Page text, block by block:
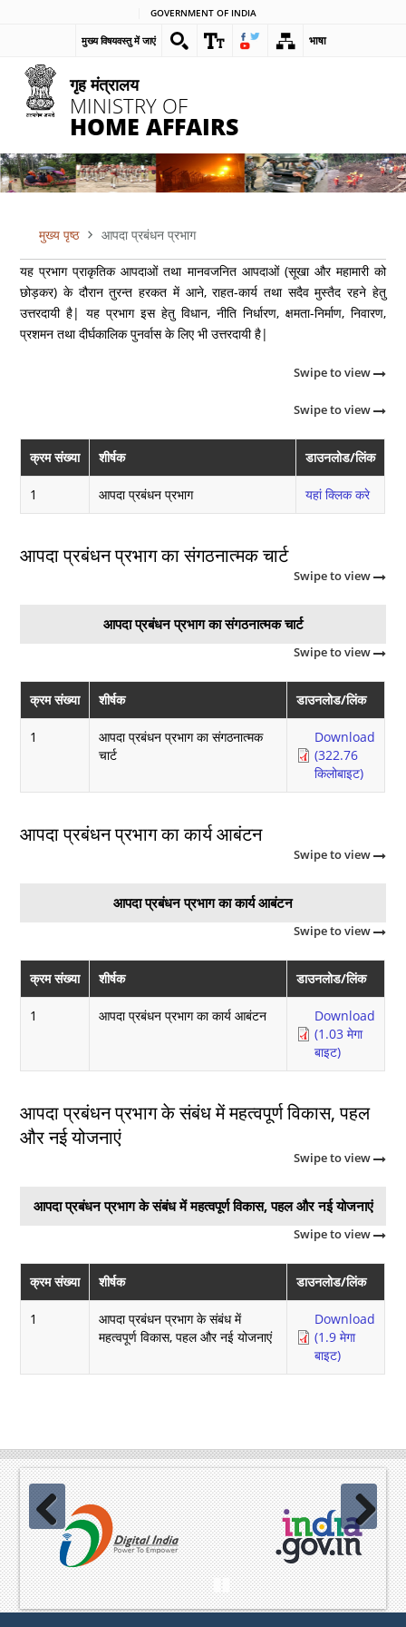
content
GOVERNMENT OF INDIA
मुख्य विषयवस्तु में जाएं भाषा
गृह मंत्रालय
MINISTRY OF
HOME AFFAIRS
पग
चिन्ह
मुख्य पृष्ठ आपदा प्रबंधन प्रभाग
यह प्रभाग प्राकृतिक आपदाओं तथा मानवजनित आपदाओं (सूखा और महामारी को
छोड़कर) के दौरान तुरन्त हरकत में आने, राहत-कार्य तथा सदैव मुस्तैद रहने हेतु
उत्तरदायी है| यह प्रभाग इस हेतु विधान, नीति निर्धारण, क्षमता-निर्माण, निवारण,
प्रशमन तथा दीर्घकालिक पुनर्वास के लिए भी उत्तरदायी है|
Swipe to view
Swipe to view
क्रम संख्या शीर्षक डाउनलोड/लिंक
1 आपदा प्रबंधन प्रभाग यहां क्लिक करे
आपदा प्रबंधन प्रभाग का संगठनात्मक चार्ट
Swipe to view
आपदा प्रबंधन प्रभाग का संगठनात्मक चार्ट
Swipe to view
क्रम संख्या शीर्षक डाउनलोड/लिंक
1
आपदा प्रबंधन प्रभाग का संगठनात्मक
चार्ट
Download
(322.76
किलोबाइट)
आपदा प्रबंधन प्रभाग का कार्य आबंटन
Swipe to view
आपदा प्रबंधन प्रभाग का कार्य आबंटन
Swipe to view
क्रम संख्या शीर्षक डाउनलोड/लिंक
1 आपदा प्रबंधन प्रभाग का कार्य आबंटन
Download
(1.03 मेगा
बाइट)
आपदा प्रबंधन प्रभाग के संबंध में महत्वपूर्ण विकास, पहल
और नई योजनाएं
Swipe to view
आपदा प्रबंधन प्रभाग के संबंध में महत्वपूर्ण विकास, पहल और नई योजनाएं
Swipe to view
क्रम संख्या शीर्षक डाउनलोड/लिंक
1
आपदा प्रबंधन प्रभाग के संबंध में
महत्वपूर्ण विकास, पहल और नई योजनाएं
Download
(1.9 मेगा
बाइट)
Previous Next
Pause